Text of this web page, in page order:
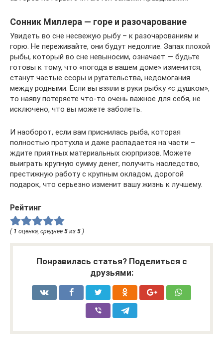
Сонник Миллера — горе и разочарование
Увидеть во сне несвежую рыбу – к разочарованиям и
горю. Не переживайте, они будут недолгие. Запах плохой
рыбы, который во сне невыносим, означает — будьте
готовы к тому, что «погода в вашем доме» изменится,
станут частые ссоры и ругательства, недомогания
между родными. Если вы взяли в руки рыбку «с душком»,
то наяву потеряете что-то очень важное для себя, не
исключено, что вы можете заболеть.
И наоборот, если вам приснилась рыба, которая
полностью протухла и даже распадается на части –
ждите приятных материальных сюрпризов. Можете
выиграть крупную сумму денег, получить наследство,
престижную работу с крупным окладом, дорогой
подарок, что серьезно изменит вашу жизнь к лучшему.
Рейтинг
( 1 оценка, среднее 5 из 5 )
Понравилась статья? Поделиться с
друзьями: